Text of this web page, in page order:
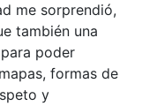
me sorprendió,
también una
poder
formas de
y